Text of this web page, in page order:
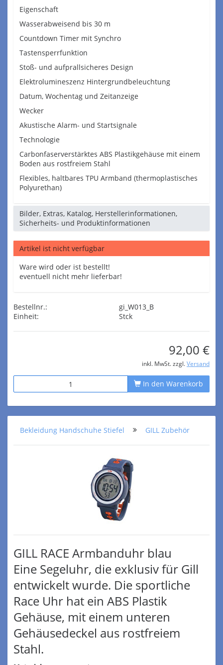
Eigenschaft
Wasserabweisend bis 30 m
Countdown Timer mit Synchro
Tastensperrfunktion
Stoß- und aufprallsicheres Design
Elektrolumineszenz Hintergrundbeleuchtung
Datum, Wochentag und Zeitanzeige
Wecker
Akustische Alarm- und Startsignale
Technologie
Carbonfaserverstärktes ABS Plastikgehäuse mit einem
Boden aus rostfreiem Stahl
Flexibles, haltbares TPU Armband (thermoplastisches
Polyurethan)
Bilder, Extras, Katalog, Herstellerinformationen,
Sicherheits- und Produktinformationen
Artikel ist nicht verfügbar
Ware wird oder ist bestellt!
eventuell nicht mehr lieferbar!
Bestellnr.:
gi_W013_B
Einheit:
Stck
92,00 €
inkl. MwSt. zzgl. Versand
In den Warenkorb
Bekleidung Handschuhe Stiefel GILL Zubehör
GILL RACE Armbanduhr blau
Eine Segeluhr, die exklusiv für Gill
entwickelt wurde. Die sportliche
Race Uhr hat ein ABS Plastik
Gehäuse, mit einem unteren
Gehäusedeckel aus rostfreiem
Stahl.